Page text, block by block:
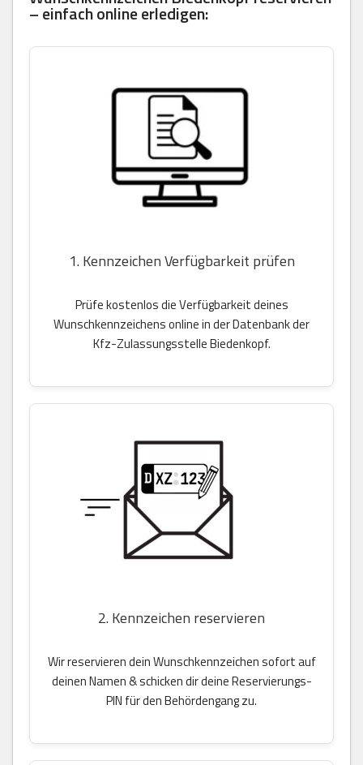
– einfach online erledigen:
1. Kennzeichen Verfügbarkeit prüfen
Prüfe kostenlos die Verfügbarkeit deines
Wunschkennzeichens online in der Datenbank der
Kfz-Zulassungsstelle Biedenkopf.
2. Kennzeichen reservieren
Wir reservieren dein Wunschkennzeichen sofort auf
deinen Namen & schicken dir deine Reservierungs-
PIN für den Behördengang zu.